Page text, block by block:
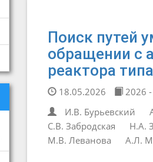
Поиск путей
обращении с
реактора
18.05.2026 2026
И.В. Бурьевский
С.В. Забродская
Н.А.
М.В. Леванова
А.Л.